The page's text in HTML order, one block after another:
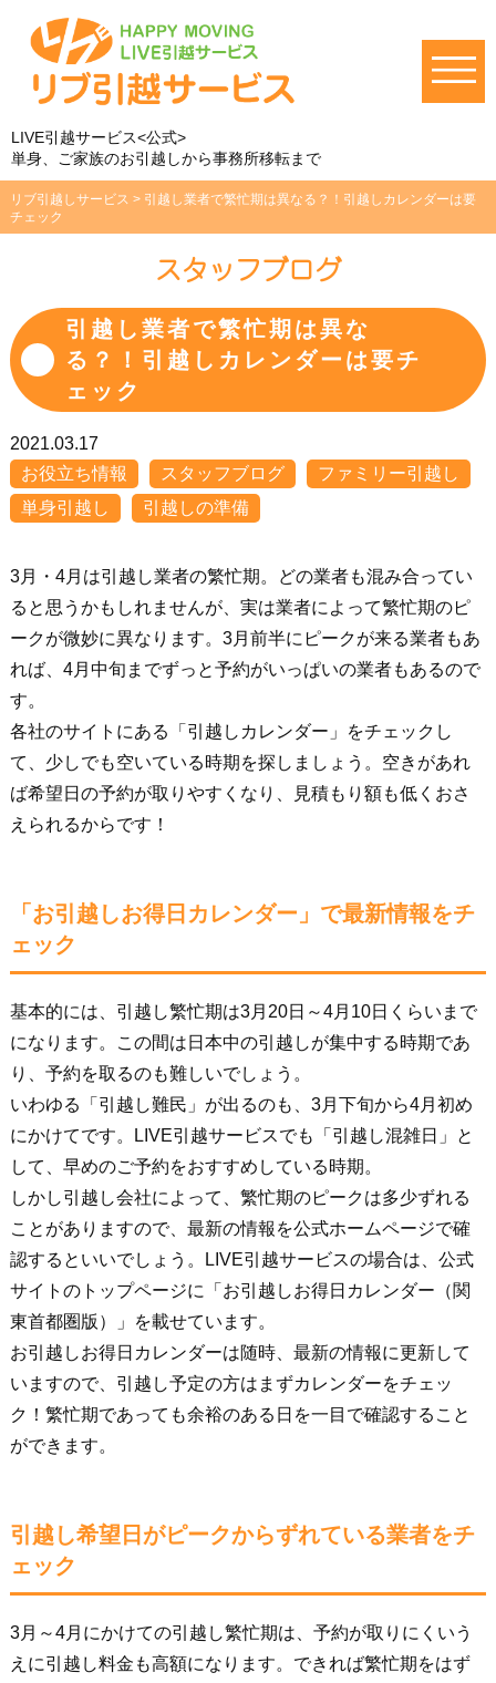
LIVE引越サービス<公式>
単身、ご家族のお引越しから事務所移転まで
リブ引越しサービス > 引越し業者で繁忙期は異なる？！引越しカレンダーは要
チェック
スタッフブログ
引越し業者で繁忙期は異な
る？！引越しカレンダーは要チ
ェック
2021.03.17
お役立ち情報
スタッフブログ
ファミリー引越し
単身引越し
引越しの準備
3月・4月は引越し業者の繁忙期。どの業者も混み合ってい
ると思うかもしれませんが、実は業者によって繁忙期のピ
ークが微妙に異なります。3月前半にピークが来る業者もあ
れば、4月中旬までずっと予約がいっぱいの業者もあるので
す。
各社のサイトにある「引越しカレンダー」をチェックし
て、少しでも空いている時期を探しましょう。空きがあれ
ば希望日の予約が取りやすくなり、見積もり額も低くおさ
えられるからです！
「お引越しお得日カレンダー」で最新情報をチ
ェック
基本的には、引越し繁忙期は3月20日～4月10日くらいまで
になります。この間は日本中の引越しが集中する時期であ
り、予約を取るのも難しいでしょう。
いわゆる「引越し難民」が出るのも、3月下旬から4月初め
にかけてです。LIVE引越サービスでも「引越し混雑日」と
して、早めのご予約をおすすめしている時期。
しかし引越し会社によって、繁忙期のピークは多少ずれる
ことがありますので、最新の情報を公式ホームページで確
認するといいでしょう。LIVE引越サービスの場合は、公式
サイトのトップページに「お引越しお得日カレンダー（関
東首都圏版）」を載せています。
お引越しお得日カレンダーは随時、最新の情報に更新して
いますので、引越し予定の方はまずカレンダーをチェッ
ク！繁忙期であっても余裕のある日を一目で確認すること
ができます。
引越し希望日がピークからずれている業者をチ
ェック
3月～4月にかけての引越し繁忙期は、予約が取りにくいう
えに引越し料金も高額になります。できれば繁忙期をはず